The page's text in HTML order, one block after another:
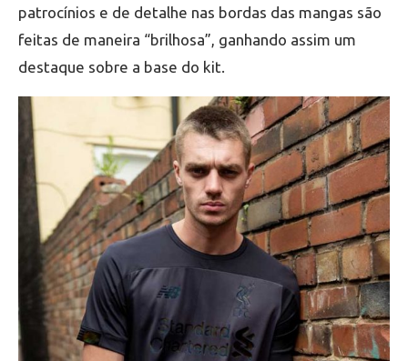
patrocínios e de detalhe nas bordas das mangas são
feitas de maneira “brilhosa”, ganhando assim um
destaque sobre a base do kit.